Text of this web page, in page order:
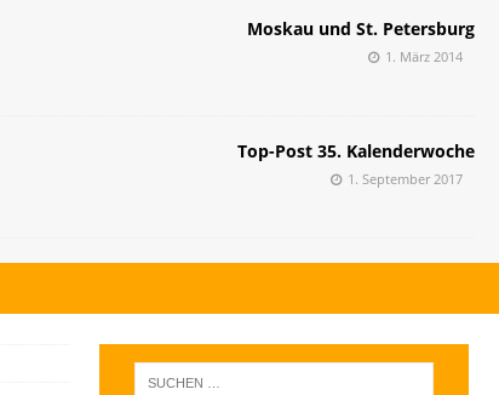
Moskau und St. Petersburg
1. März 2014
Top-Post 35. Kalenderwoche
1. September 2017